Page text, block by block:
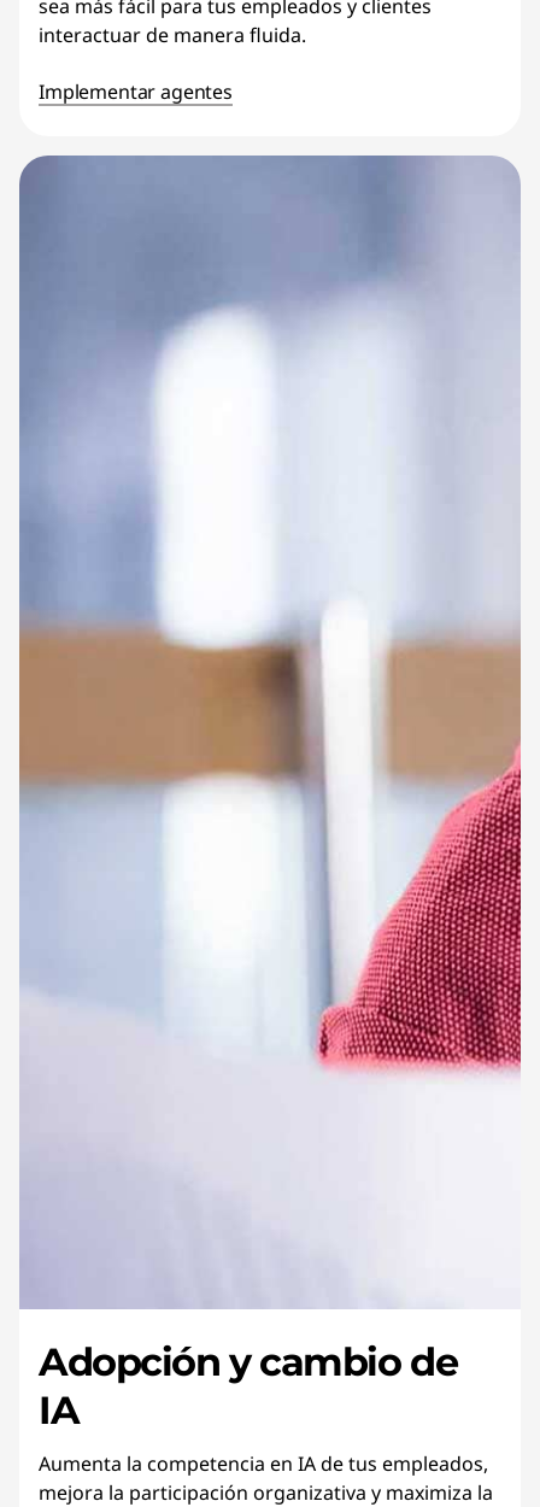
sea más fácil para tus empleados y clientes
interactuar de manera fluida.
Implementar agentes
Adopción y cambio de
IA
Aumenta la competencia en IA de tus empleados,
mejora la participación organizativa y maximiza la